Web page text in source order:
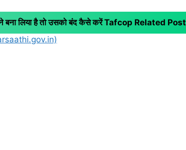
लिया है तो उसको बंद कैसे करेंTafcop Related Post